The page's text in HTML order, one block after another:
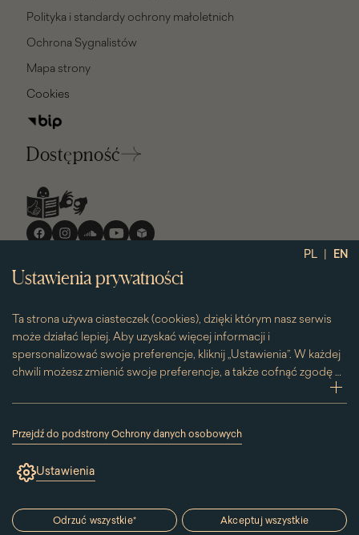
PL | EN
Ustawienia prywatności
Ta strona używa ciasteczek (cookies), dzięki którym nasz serwis
może działać lepiej. Aby uzyskać więcej informacji i
spersonalizować swoje preferencje, kliknij „Ustawienia”. W każdej
chwili możesz zmienić swoje preferencje, a także cofnąć zgodę na
używanie plików cookie. Możesz to zrobić, klikając na podstronę
„Cookies” znajdującą się w stopce.
Przesuwając suwak w prawą stronę aktywujesz zgodę na
konkretne ciasteczko. Przesuwając suwak w lewą stronę
wyłączasz taką zgodę.
Przejdź do podstrony Ochrony danych osobowych
(link
się
oknie)
Ustawienia
Odrzuć wszystkie* Akceptuj wszystkie
Polityka i standardy ochrony małoletnich
Ochrona Sygnalistów
Mapa strony
Cookies
Dostępność
Media
społecznościowe